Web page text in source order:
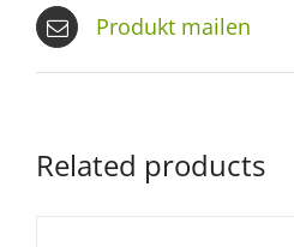
Produkt mailen
Related products